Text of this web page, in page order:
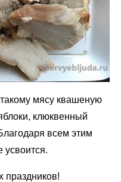
мясу квашеную
клюквенный
всем этим
праздников!